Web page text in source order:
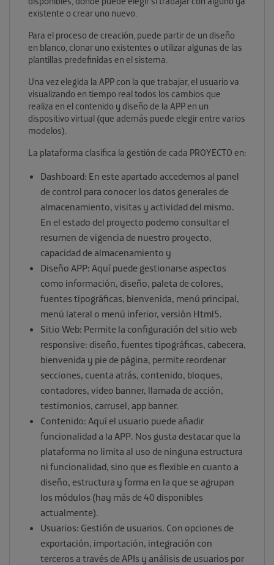
existente o crear uno nuevo.
Para el proceso de creación, puede partir de un diseño
en blanco, clonar uno existentes o utilizar algunas de las
plantillas predefinidas en el sistema.
Una vez elegida la APP con la que trabajar, el usuario va
visualizando en tiempo real todos los cambios que
realiza en el contenido y diseño de la APP en un
dispositivo virtual (que además puede elegir entre varios
modelos).
La plataforma clasifica la gestión de cada PROYECTO en:
Dashboard: En este apartado accedemos al panel
de control para conocer los datos generales de
almacenamiento, visitas y actividad del mismo.
En el estado del proyecto podemo consultar el
resumen de vigencia de nuestro proyecto,
capacidad de almacenamiento y
Diseño APP: Aquí puede gestionarse aspectos
como información, diseño, paleta de colores,
fuentes tipográficas, bienvenida, menú principal,
menú lateral o menú inferior, versión Html5.
Sitio Web: Permite la configuración del sitio web
responsive: diseño, fuentes tipográficas, cabecera,
bienvenida y pie de página, permite reordenar
secciones, cuenta atrás, contenido, bloques,
contadores, video banner, llamada de acción,
testimonios, carrusel, app banner.
Contenido: Aquí el usuario puede añadir
funcionalidad a la APP. Nos gusta destacar que la
plataforma no limita al uso de ninguna estructura
ni funcionalidad, sino que es flexible en cuanto a
diseño, estructura y forma en la que se agrupan
los módulos (hay más de 40 disponibles
actualmente).
Usuarios: Gestión de usuarios. Con opciones de
exportación, importación, integración con
terceros a través de APIs y análisis de usuarios por